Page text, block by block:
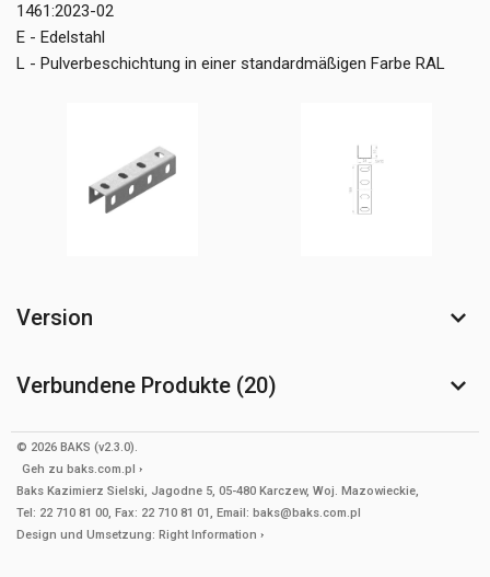
1461:2023-02
E - Edelstahl
L - Pulverbeschichtung in einer standardmäßigen Farbe RAL
Version
Verbundene Produkte (20)
© 2026 BAKS (v2.3.0).
Geh zu baks.com.pl
Baks Kazimierz Sielski, Jagodne 5, 05-480 Karczew, Woj. Mazowieckie,
Tel: 22 710 81 00, Fax: 22 710 81 01, Email: baks@baks.com.pl
Design und Umsetzung: Right Information